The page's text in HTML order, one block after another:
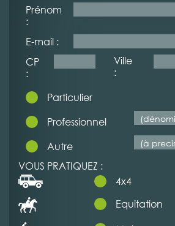
Prénom
:
E-mail :
CP
:
Ville
:
Particulier
Professionnel
Autre
VOUS PRATIQUEZ :
4x4
Equitation